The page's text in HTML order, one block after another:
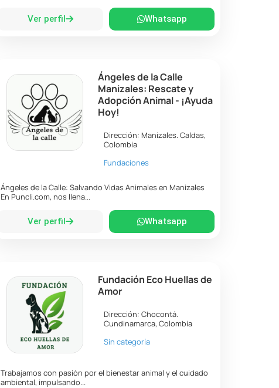
Ver perfil Whatsapp
Ángeles de la Calle
Manizales: Rescate y
Adopción Animal - ¡Ayuda
Hoy!
Dirección: Manizales.Caldas,
Colombia
Fundaciones
Ángeles de la Calle: Salvando Vidas Animales en Manizales
En Puncli.com, nos llena...
Ver perfil Whatsapp
Fundación Eco Huellas de
Amor
Dirección:Chocontá.
Cundinamarca,Colombia
Sin categoría
Trabajamos con pasión por el bienestar animal y el cuidado
ambiental, impulsando...